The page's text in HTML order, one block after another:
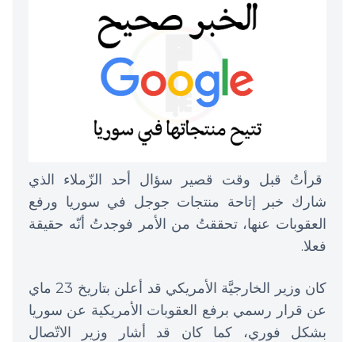
قرأتُ قبل وقت قصير سؤال أحد الزّملاء الذي
شارك خبر إتاحة منتجات جوجل في سوريا ورفع
العقوبات عنها، تحققتُ من الأمر فوجدتُ أنّه حقيقة
فعلا.
كان وزير الخارجيَّة الأمريكي قد أعلن بتاريخ 23 ماي
عن قرار رسمي برفع العقوبات الأمريكية عن سوريا
بشكل فوري، كما كان قد أشار وزير الاتّصال